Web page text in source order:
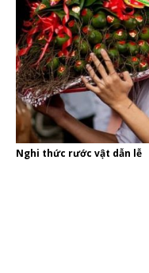
Nghi thức rước vật dẫn lễ